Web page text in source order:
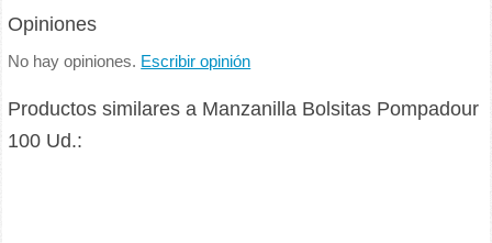
Opiniones
No hay opiniones. Escribir opinión
Productos similares a Manzanilla Bolsitas Pompadour
100 Ud.: